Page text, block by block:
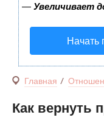
—Увеличивает
Начать
Главная
Как вернуть